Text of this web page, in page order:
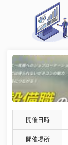
開催日時
開催場所